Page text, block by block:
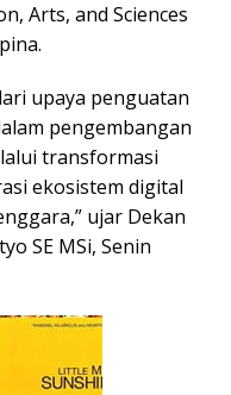
Arts, and Sciences
upaya penguatan
pengembangan
transformasi
ekosistem digital
ujar Dekan
SE MSi, Senin